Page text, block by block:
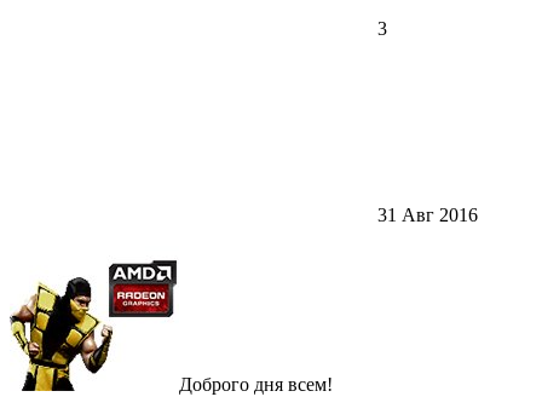
3
31 Авг 2016
Доброго дня всем!